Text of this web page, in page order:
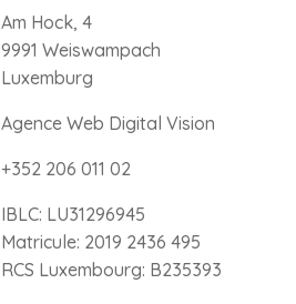
Am Hock, 4
9991 Weiswampach
Luxemburg
Agence Web Digital Vision
+352 206 011 02
IBLC: LU31296945
Matricule: 2019 2436 495
RCS Luxembourg: B235393